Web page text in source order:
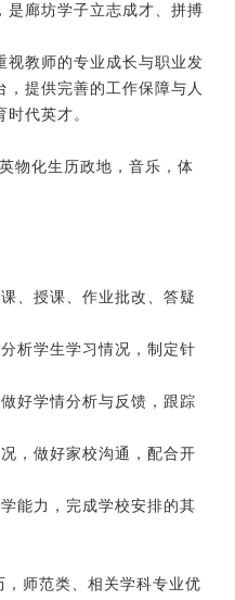
是廊坊学子立志成才、拼搏
视教师的专业成长与职业发
，提供完善的工作保障与人
代英才。
物化生历政地，音乐，体
、授课、作业批改、答疑
析学生学习情况，制定针
好学情分析与反馈，跟踪
，做好家校沟通，配合开
能力，完成学校安排的其
师范类、相关学科专业优